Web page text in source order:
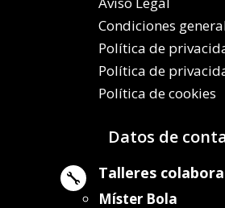
Condiciones
Política de
Política de
Política de cookies
Datos de
 Talleres
Míster Bola